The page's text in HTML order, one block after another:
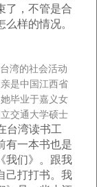
了，不管是合
样的情况。
湾的社会活动
是中国江西省
毕业于嘉义女
交通大学硕士
台湾读书工
有一本书也是
我们》。跟我
己打打书。我